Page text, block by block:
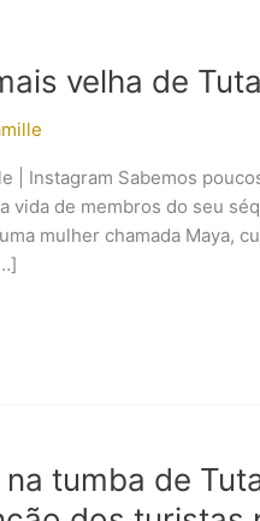
velha de
| Instagram Sabemos
vida de membros do seu
mulher chamada Maya,
tumba de